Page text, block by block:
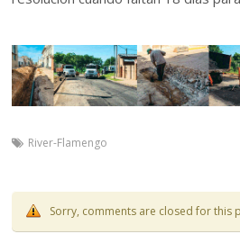
River-Flamengo
Sorry, comments are closed for this